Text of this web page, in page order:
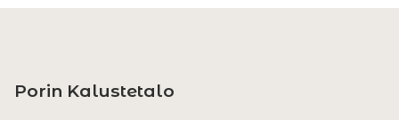
Porin Kalustetalo